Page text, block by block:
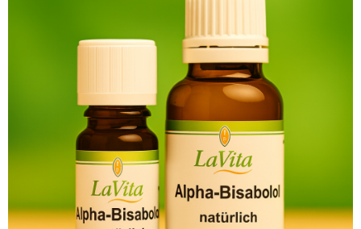
Über Uns